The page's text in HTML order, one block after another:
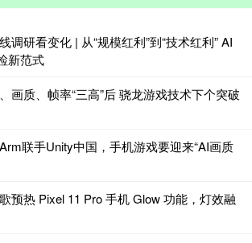
调研看变化 | 从“规模红利”到“技术红利” AI
新范式
画质、帧率“三高”后 骁龙游戏技术下个突破
联手Unity中国，手机游戏要迎来“AI画质
预热 Pixel 11 Pro 手机 Glow 功能，灯效融